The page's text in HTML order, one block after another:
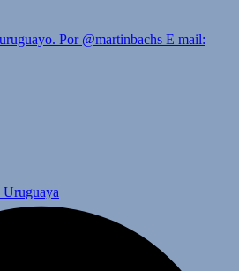
Por @martinbachs E mail: